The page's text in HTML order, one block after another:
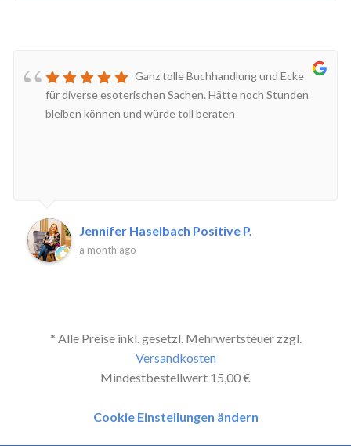
Ganz tolle Buchhandlung und Ecke
für diverse esoterischen Sachen. Hätte noch Stunden
bleiben können und würde toll beraten
Jennifer Haselbach Positive P.
a month ago
* Alle Preise inkl. gesetzl. Mehrwertsteuer zzgl.
Versandkosten
Mindestbestellwert 15,00 €
Cookie Einstellungen ändern